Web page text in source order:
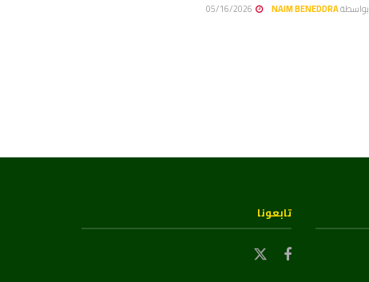
بواسطةNAIM BENEDDRA
تابعونا